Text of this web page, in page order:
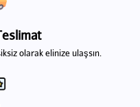
olarak elinize ulaşsın.